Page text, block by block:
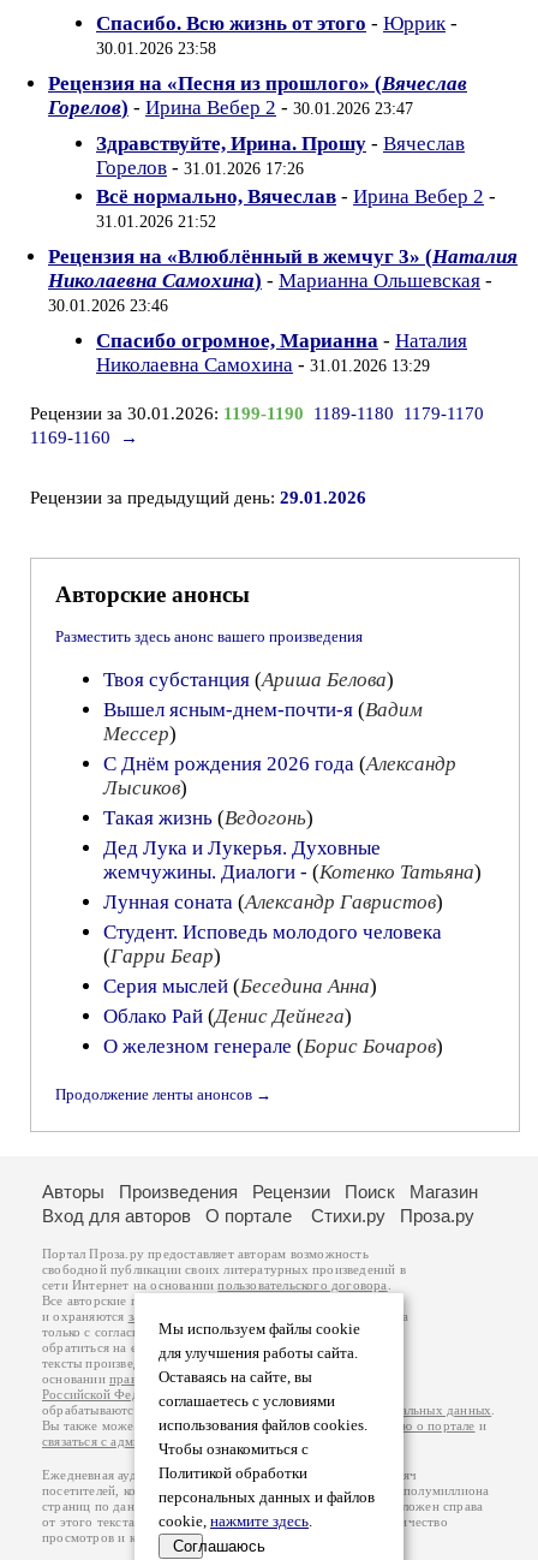
Спасибо. Всю жизнь от этого - Юррик-
30.01.2026 23:58
Рецензия на «Песня из прошлого» (Вячеслав
Горелов) - Ирина Вебер 2 - 30.01.2026 23:47
Здравствуйте, Ирина. Прошу - Вячеслав
Горелов - 31.01.2026 17:26
Всё нормально, Вячеслав - Ирина Вебер 2 -
31.01.2026 21:52
Рецензия на «Влюблённый в жемчуг 3» (Наталия
Николаевна Самохина) - Марианна Ольшевская -
30.01.2026 23:46
Спасибо огромное, Марианна - Наталия
Николаевна Самохина - 31.01.2026 13:29
Рецензии за 30.01.2026: 1199-1190 1189-1180
1179-1170
1169-1160
→
Рецензии за предыдущий день: 29.01.2026
Авторские анонсы
Разместить здесь анонс вашего произведения
Твоя субстанция (Ариша Белова)
Вышел ясным-днем-почти-я (Вадим
Мессер)
С Днём рождения 2026 года (Александр
Лысиков)
Такая жизнь (Ведогонь)
Дед Лука и Лукерья. Духовные
жемчужины. Диалоги - (Котенко Татьяна)
Лунная соната (Александр Гавристов)
Cтудент. Исповедь молодого человека
(Гарри Беар)
Серия мыслей (Беседина Анна)
Облако Рай (Денис Дейнега)
О железном генерале (Борис Бочаров)
Продолжение ленты анонсов →
Мы используем файлы cookie
для улучшения работы сайта.
Оставаясь на сайте, вы
соглашаетесь с условиями
использования файлов cookies.
Чтобы ознакомиться с
Политикой обработки
персональных данных и файлов
cookie, нажмите здесь.
Соглашаюсь
Авторы Произведения Рецензии Поиск
Магазин
Вход для авторов
О портале Стихи.ру Проза.ру
Портал Проза.ру предоставляет авторам возможность
свободной публикации своих литературных произведений в
сети Интернет на основаниипользовательского договора
Все авторские права на произведения принадлежат авторам
и охраняются законом
. Перепечатка произведений возможна
только с согласия его автора, к которому вы можете
обратиться на его авторской странице. Ответственность за
тексты произведений авторы несут самостоятельно на
основанииправил публикацииизаконодательства
Российской Федерации
обрабатываются на основанииПолитики обработки персональных данных
Вы также можете посмотреть более подробнуюинформацию о портале и
связаться с администрацией
Ежедневная аудитория портала Проза.ру – порядка 100 тысяч
посетителей, которые в общей сумме просматривают более полумиллиона
страниц по данным счетчика посещаемости, который расположен справа
от этого текста. В каждой графе указано по две цифры: количество
просмотров и количество посетителей.